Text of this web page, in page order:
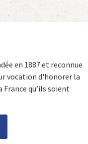
en 1887 et reconnue
vocation d'honorer la
qu’ils soient